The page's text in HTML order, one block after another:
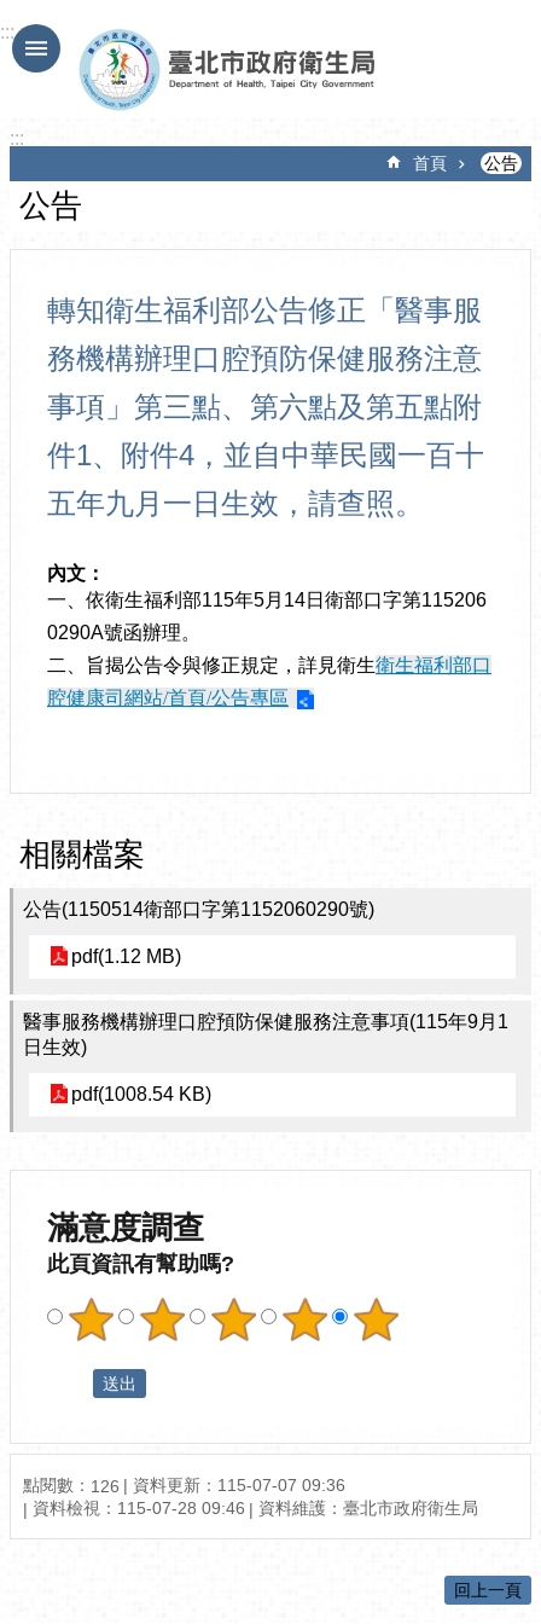
跳到主要內容區塊
:::
:::
首頁 公告
公告
轉知衛生福利部公告修正「醫事服
務機構辦理口腔預防保健服務注意
事項」第三點、第六點及第五點附
件1、附件4，並自中華民國一百十
五年九月一日生效，請查照。
內文：
一、依衛生福利部115年5月14日衛部口字第115206
0290A號函辦理。
二、旨揭公告令與修正規定，詳見衛生衛生福利部口
腔健康司網站/首頁/公告專區
相關檔案
公告(1150514衛部口字第1152060290號)
pdf(1.12 MB)
醫事服務機構辦理口腔預防保健服務注意事項(115年9月1
日生效)
pdf(1008.54 KB)
滿意度調查
此頁資訊有幫助嗎?
點閱數： 126
資料更新：115-07-07 09:36
資料檢視：115-07-28 09:46
資料維護：臺北市政府衛生局
回上一頁